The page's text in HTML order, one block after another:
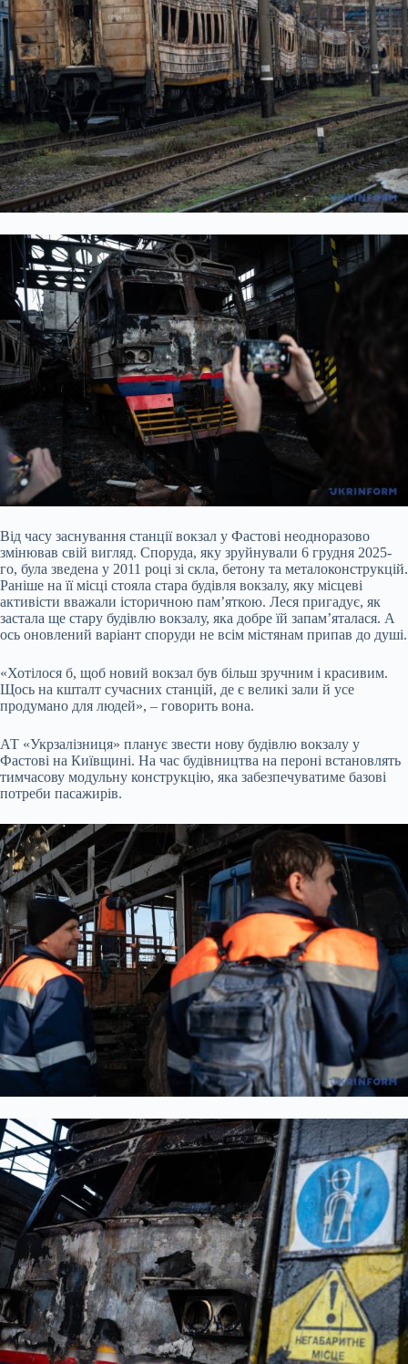
Від часу заснування станції вокзал у Фастові неодноразово
змінював свій вигляд. Споруда, яку зруйнували 6 грудня 2025-
го, була зведена у 2011 році зі скла, бетону та металоконструкцій.
Раніше на її місці стояла стара будівля вокзалу, яку місцеві
активісти вважали історичною пам’яткою. Леся пригадує, як
застала ще стару будівлю вокзалу, яка добре їй запам’яталася. А
ось оновлений варіант споруди не всім містянам припав до душі.
«Хотілося б, щоб новий вокзал був більш зручним і красивим.
Щось на кшталт сучасних станцій, де є великі зали й усе
продумано для людей», – говорить вона.
АТ «Укрзалізниця» планує звести нову будівлю вокзалу у
Фастові на Київщині. На час будівництва на пероні встановлять
тимчасову модульну конструкцію, яка забезпечуватиме базові
потреби пасажирів.